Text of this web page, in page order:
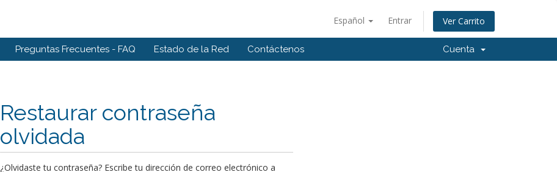
Español Entrar Ver Carrito
Preguntas Frecuentes - FAQ Estado de la Red Contáctenos Cuenta
Restaurar contraseña
olvidada
¿Olvidaste tu contraseña? Escribe tu dirección de correo electrónico a